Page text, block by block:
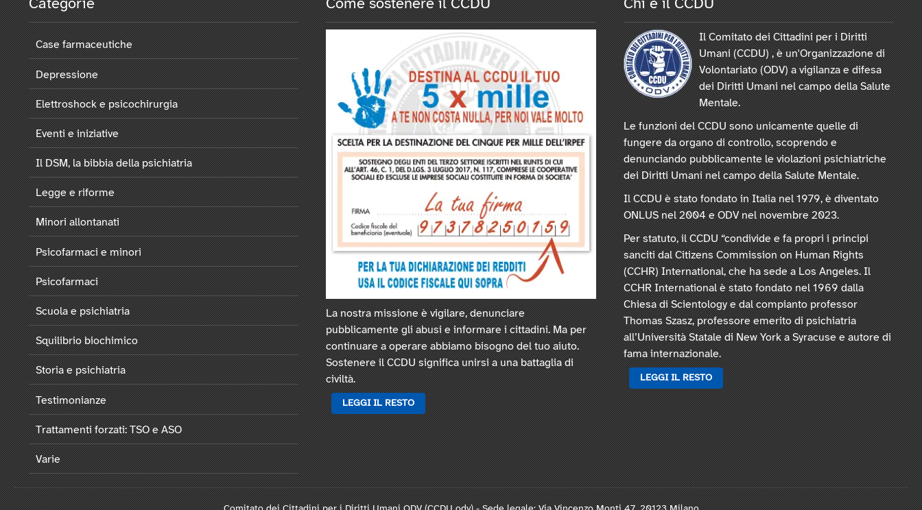
Categorie
Case farmaceutiche
Depressione
Elettroshock e psicochirurgia
Eventi e iniziative
Il DSM, la bibbia della psichiatria
Legge e riforme
Minori allontanati
Psicofarmaci e minori
Psicofarmaci
Scuola e psichiatria
Squilibrio biochimico
Storia e psichiatria
Testimonianze
Trattamenti forzati: TSO e ASO
Varie
Come sostenere il CCDU
La nostra missione è vigilare, denunciare
pubblicamente gli abusi e informare i cittadini. Ma per
continuare a operare abbiamo bisogno del tuo aiuto.
Sostenere il CCDU significa unirsi a una battaglia di
civiltà.
LEGGI IL RESTO
Chi è il CCDU
Il Comitato dei Cittadini per i Diritti
Umani (CCDU) , è un'Organizzazione di
Volontariato (ODV) a vigilanza e difesa
dei Diritti Umani nel campo della Salute
Mentale.
Le funzioni del CCDU sono unicamente quelle di
fungere da organo di controllo, scoprendo e
denunciando pubblicamente le violazioni psichiatriche
dei Diritti Umani nel campo della Salute Mentale.
Il CCDU è stato fondato in Italia nel 1979, è diventato
ONLUS nel 2004 e ODV nel novembre 2023.
Per statuto, il CCDU “condivide e fa propri i principi
sanciti dal Citizens Commission on Human Rights
(CCHR) International, che ha sede a Los Angeles. Il
CCHR International è stato fondato nel 1969 dalla
Chiesa di Scientology e dal compianto professor
Thomas Szasz, professore emerito di psichiatria
all’Università Statale di New York a Syracuse e autore di
fama internazionale.
LEGGI IL RESTO